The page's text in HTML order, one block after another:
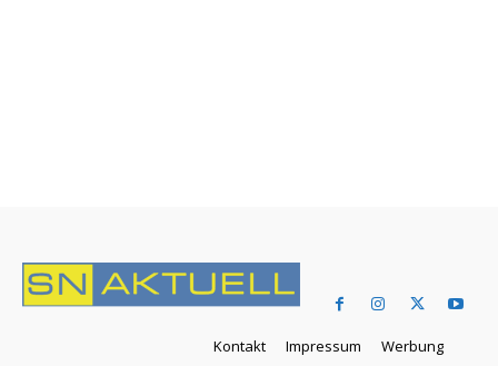
Kontakt Impressum Werbung